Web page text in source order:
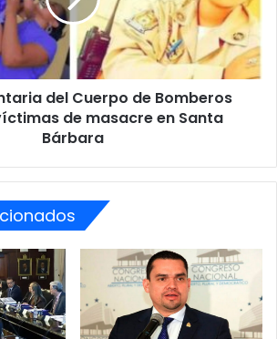
del Cuerpo de Bomberos
de masacre en Santa
Bárbara